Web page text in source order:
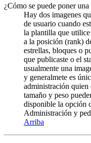
¿Cómo se puede poner
Hay dos imagenes
de usuario cuando
la plantilla que utilice
a la posición (rank)
estrellas, bloques o
que publicaste o el
usualmente una
y generalmete es
administración quien
tamaño y peso
disponible la opción
Administración y
Arriba